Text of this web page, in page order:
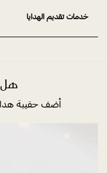
خدمات تقديم الهدايا
هل
أضف حقيبة